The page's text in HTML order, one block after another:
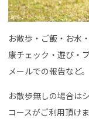
お散歩・ご飯・お水
康チェック・遊び・
メールでの報告など。
お散歩無しの場合は
コースがご利用頂けま